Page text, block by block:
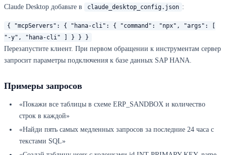
Claude Desktop добавьте в
claude_desktop_config.json :
{ "mcpServers": { "hana-cli": { "command": "npx", "args": [
"-y", "hana-cli" ] } } }
Перезапустите клиент. При первом обращении к инструментам сервер
запросит параметры подключения к базе данных SAP HANA.
Примеры запросов
«Покажи все таблицы в схеме ERP_SANDBOX и количество
строк в каждой»
«Найди пять самых медленных запросов за последние 24 часа с
текстами SQL»